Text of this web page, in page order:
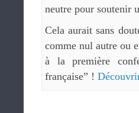
neutre pour soutenir
Cela aurait sans
comme nul autre ou
à la première
française” !